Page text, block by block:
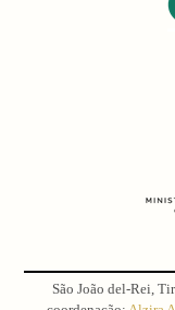
São João del-Rei,